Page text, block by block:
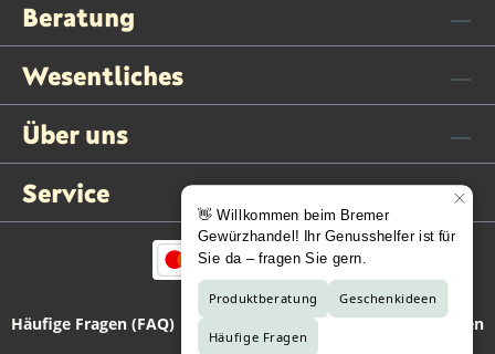
Beratung
Wesentliches
Über uns
Service
Häufige Fragen (FAQ) Kontaktformular Vertrag widerrufen